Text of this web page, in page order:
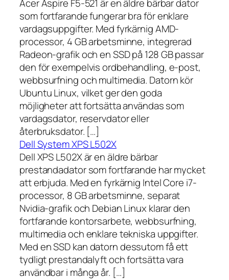
Acer Aspire F5-521 är en äldre bärbar dator
som fortfarande fungerar bra för enklare
vardagsuppgifter. Med fyrkärnig AMD-
processor, 4 GB arbetsminne, integrerad
Radeon-grafik och en SSD på 128 GB passar
den för exempelvis ordbehandling, e-post,
webbsurfning och multimedia. Datorn kör
Ubuntu Linux, vilket ger den goda
möjligheter att fortsätta användas som
vardagsdator, reservdator eller
återbruksdator. […]
Dell System XPS L502X
Dell XPS L502X är en äldre bärbar
prestandadator som fortfarande har mycket
att erbjuda. Med en fyrkärnig Intel Core i7-
processor, 8 GB arbetsminne, separat
Nvidia-grafik och Debian Linux klarar den
fortfarande kontorsarbete, webbsurfning,
multimedia och enklare tekniska uppgifter.
Med en SSD kan datorn dessutom få ett
tydligt prestandalyft och fortsätta vara
användbar i många år. […]